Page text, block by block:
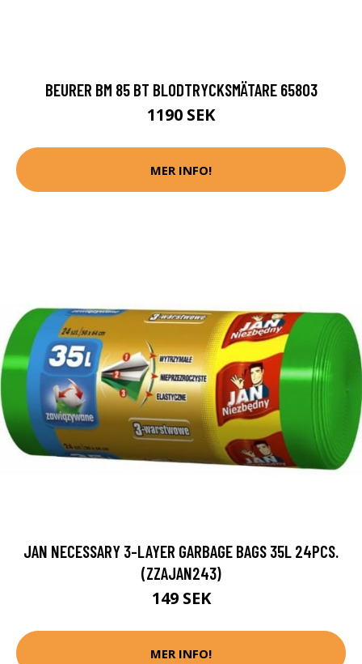
BEURER BM 85 BT BLODTRYCKSMÄTARE 65803
1190 SEK
MER INFO!
JAN NECESSARY 3-LAYER GARBAGE BAGS 35L 24PCS.
(ZZAJAN243)
149 SEK
MER INFO!